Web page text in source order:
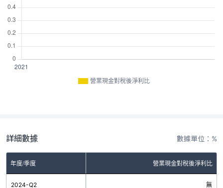
營業現金對稅後淨利比
詳細數據 數據單位：%
年度/季度 營業現金對稅後淨利比
2024-Q2 無